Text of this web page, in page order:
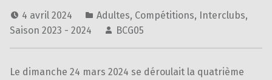
4 avril 2024 Adultes, Compétitions, Interclubs,
Saison 2023 - 2024
BCG05
Le dimanche 24 mars 2024 se déroulait la quatrième